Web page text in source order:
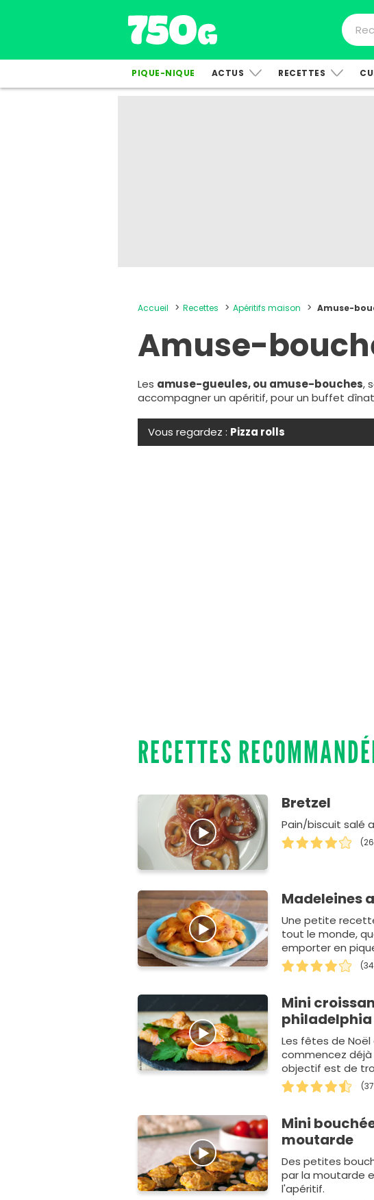
PIQUE-NIQUE ACTUS RECETTES
Accueil Recettes Apéritifs maison Amuse-
Amuse-
Les amuse-gueules, ou amuse-bouches,
accompagner un apéritif, pour un buffet
Vous regardez : Pizza rolls
RECETTES
Bretzel
Pain/biscuit salé
Madeleines
Une petite
tout le monde,
emporter en
Mini
Les fêtes de
commencez déjà
objectif est de
Mini
moutarde
Des petites
par la moutarde
l'apéritif.